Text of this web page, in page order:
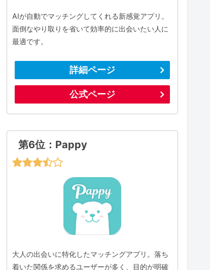
AIが自動でマッチングしてくれる新感覚アプリ。
面倒なやり取りを省いて効率的に出会いたい人に
最適です。
詳細ページ
公式ページ
第6位：Pappy
大人の出会いに特化したマッチングアプリ。落ち
着いた関係を求めるユーザーが多く、目的が明確